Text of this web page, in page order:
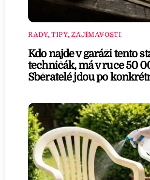
RADY, TIPY, ZAJÍMAVOSTI
Kdo najde v garáži tento
techničák, má v ruce 50
Sběratelé jdou po